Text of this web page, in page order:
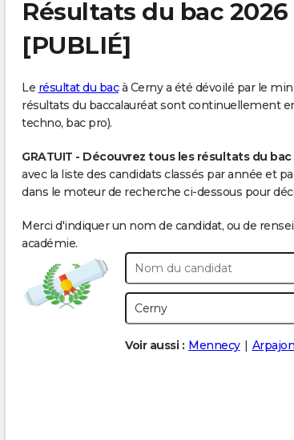
Résultats du bac 2026
[PUBLIÉ]
Le résultat du bacà Cerny a été dévoilé par le
résultats du baccalauréat sont continuellement
techno, bac pro).
GRATUIT - Découvrez tous les résultats du bac
avec la liste des candidats classés par année et
dans le moteur de recherche ci-dessous pour
Merci d'indiquer un nom de candidat, ou de
académie.
Voir aussi : Mennecy Arpajon